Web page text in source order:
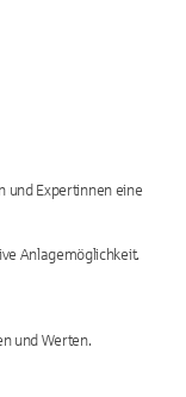
und Expertinnen eine
Anlagemöglichkeit.
und Werten.